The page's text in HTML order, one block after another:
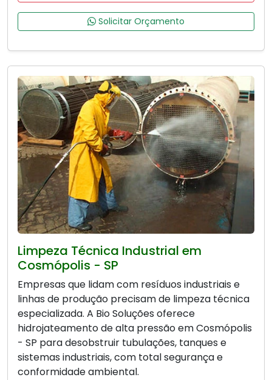
Solicitar Orçamento
Limpeza Técnica Industrial em
Cosmópolis - SP
Empresas que lidam com resíduos industriais e
linhas de produção precisam de limpeza técnica
especializada. A Bio Soluções oferece
hidrojateamento de alta pressão em Cosmópolis
- SP para desobstruir tubulações, tanques e
sistemas industriais, com total segurança e
conformidade ambiental.